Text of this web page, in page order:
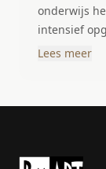
onderwijs
intensief
gestaan.
mij een
Lees meer